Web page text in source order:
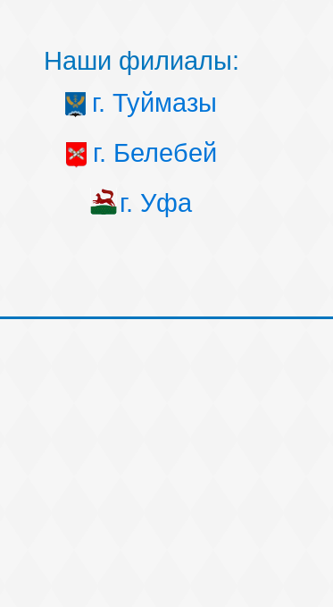
Наши филиалы:
г. Туймазы
г. Белебей
г. Уфа